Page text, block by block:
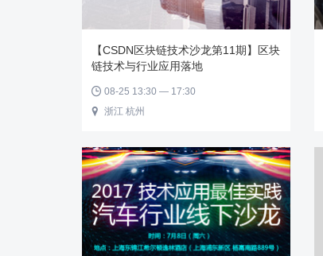
【CSDN区块链技术沙龙第11期】区块
链技术与行业应用落地
 08-25 13:30 — 17:30
 浙江 杭州